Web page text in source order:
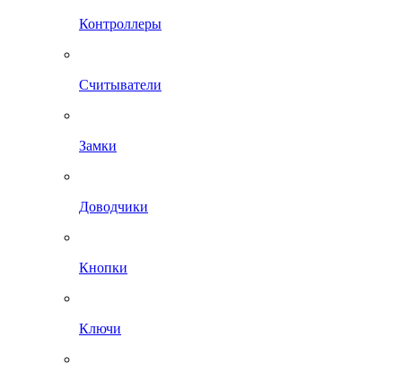
Контроллеры
Считыватели
Замки
Доводчики
Кнопки
Ключи